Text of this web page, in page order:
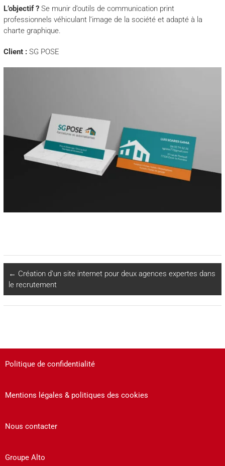
L’objectif ?Se munir d’outils de communication print
professionnels véhiculant l’image de la société et adapté à la
charte graphique.
Client :SG POSE
← Création d’un site internet pour deux agences expertes dans
le recrutement
Politique de confidentialité
Mentions légales & politiques des cookies
Nous contacter
Groupe Alto